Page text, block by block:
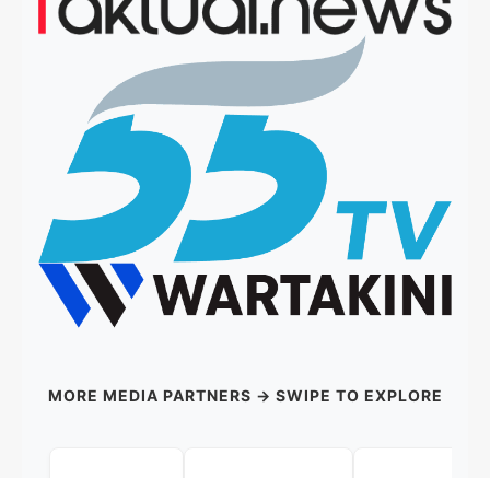
MORE MEDIA PARTNERS → SWIPE TO EXPLORE